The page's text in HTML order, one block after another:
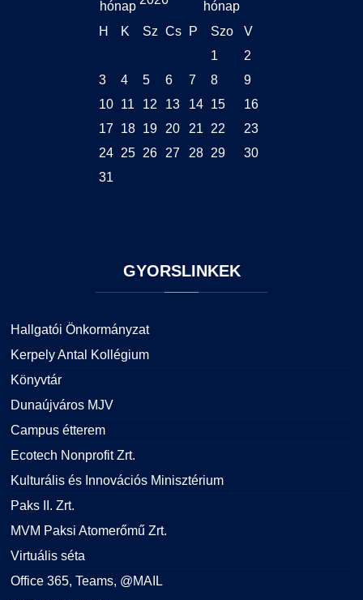
H K Sz Cs P Szo
V
1
2
3
4 5 6 7 8
9
10
11 12 13 14 15
16
17
18 19 20 21 22
23
24
25 26 27 28 29
30
31
GYORSLINKEK
Hallgatói Önkormányzat
Kerpely Antal Kollégium
Könyvtár
Dunaújváros MJV
Campus étterem
Ecotech Nonprofit Zrt.
Kulturális és Innovációs Minisztérium
Paks II. Zrt.
MVM Paksi Atomerőmű Zrt.
Virtuális séta
Office 365, Teams, @MAIL